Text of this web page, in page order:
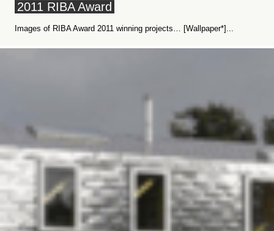
2011 RIBA Award
Images of RIBA Award 2011 winning projects… [Wallpaper*]...